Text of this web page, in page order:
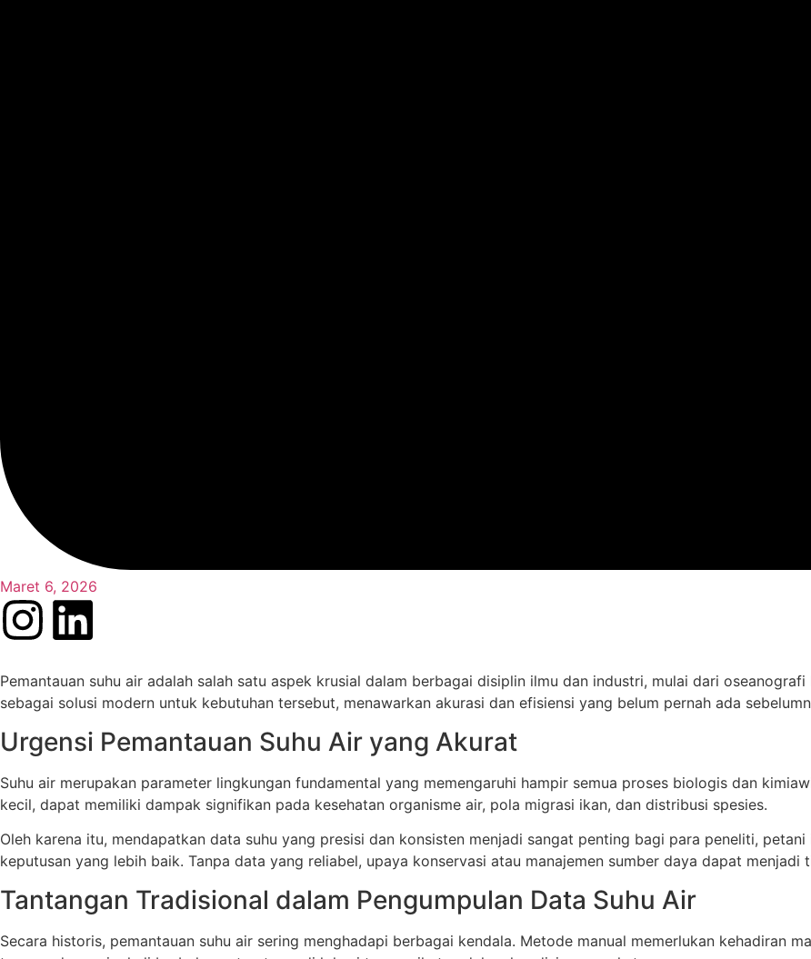
Maret 6, 2026
Pemantauan suhu air adalah salah satu aspek krusial dalam berbagai disiplin ilmu dan industri, mulai dari
sebagai solusi modern untuk kebutuhan tersebut, menawarkan akurasi dan efisiensi yang belum pernah ada
Urgensi Pemantauan Suhu Air yang Akurat
Suhu air merupakan parameter lingkungan fundamental yang memengaruhi hampir semua proses biologis dan
kecil, dapat memiliki dampak signifikan pada kesehatan organisme air, pola migrasi ikan, dan distribusi spesies.
Oleh karena itu, mendapatkan data suhu yang presisi dan konsisten menjadi sangat penting bagi para peneliti,
keputusan yang lebih baik. Tanpa data yang reliabel, upaya konservasi atau manajemen sumber daya dapat menjadi
Tantangan Tradisional dalam Pengumpulan Data Suhu Air
Secara historis, pemantauan suhu air sering menghadapi berbagai kendala. Metode manual memerlukan kehadiran